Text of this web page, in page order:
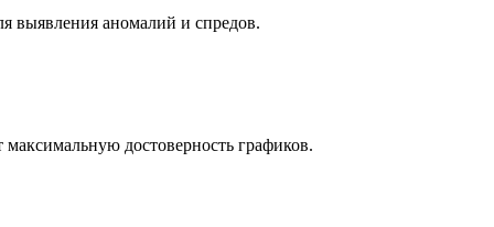
выявления аномалий и спредов.
достоверность графиков.